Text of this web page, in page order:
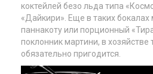
коктейлей безо льда типа
«Дайкири». Еще в таких
паннакоту или порционный
поклонник мартини, в хозяйстве
обязательно пригодится.